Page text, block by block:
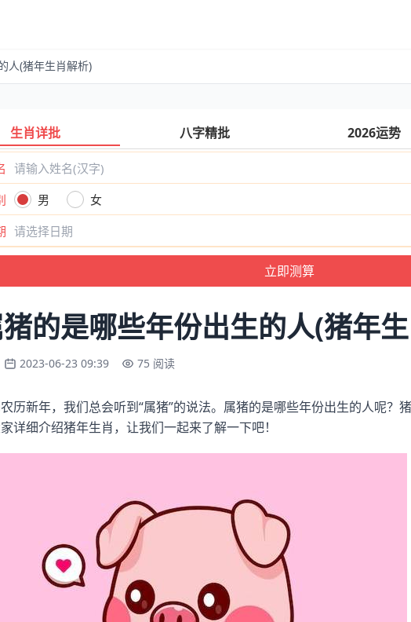
人(猪年生肖解析)
生肖详批 八字精批 2026运势
男
女
的是哪些年份出生的人(猪年
2023-06-23 09:39 75 阅读
历新年，我们总会听到“属猪”的说法。属猪的是哪些年份出生的人呢？
详细介绍猪年生肖，让我们一起来了解一下吧！